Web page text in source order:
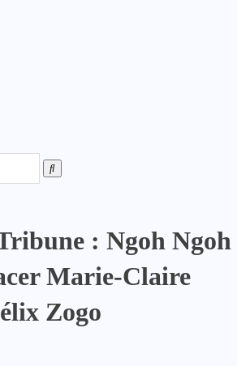
: Ngoh Ngoh
Marie-Claire
Zogo